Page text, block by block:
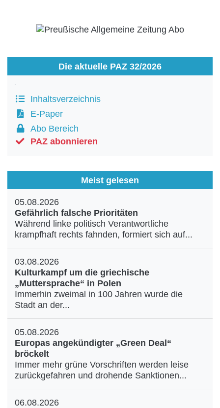
Die aktuelle PAZ 32/2026
Inhaltsverzeichnis
E-Paper
Abo Bereich
PAZ abonnieren
Meist gelesen
05.08.2026
Gefährlich falsche Prioritäten
Während linke politisch Verantwortliche
krampfhaft rechts fahnden, formiert sich auf...
03.08.2026
Kulturkampf um die griechische
„Muttersprache“ in Polen
Immerhin zweimal in 100 Jahren wurde die
Stadt an der...
05.08.2026
Europas angekündigter „Green Deal“
bröckelt
Immer mehr grüne Vorschriften werden leise
zurückgefahren und drohende Sanktionen...
06.08.2026